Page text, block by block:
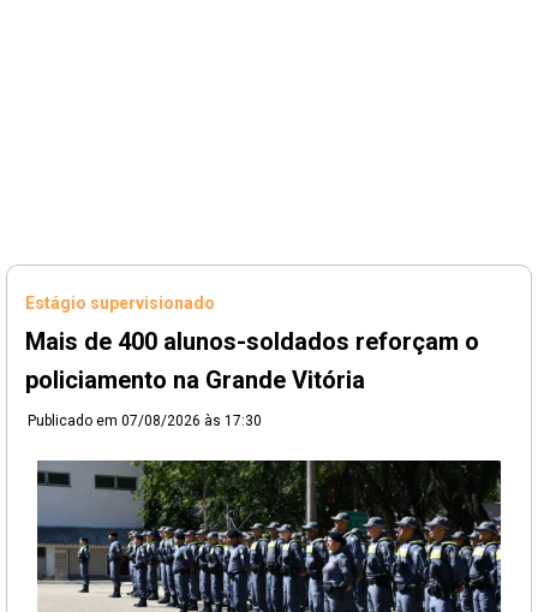
Estágio supervisionado
Mais de 400 alunos-soldados reforçam o
policiamento na Grande Vitória
Publicado em 07/08/2026 às 17:30